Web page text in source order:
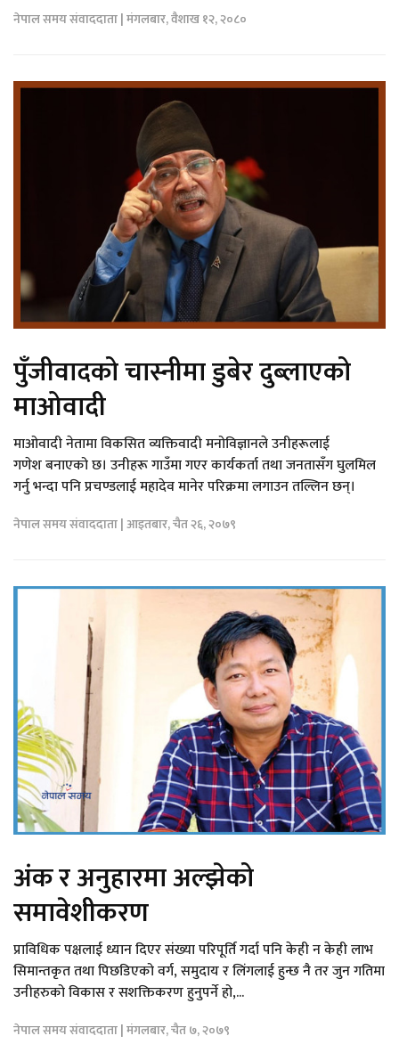
नेपाल समय संवाददाता | मंगलबार, वैशाख १२, २०८०
पुँजीवादको चास्नीमा डुबेर दुब्लाएको
माओवादी
माओवादी नेतामा विकसित व्यक्तिवादी मनोविज्ञानले उनीहरूलाई
गणेश बनाएको छ। उनीहरू गाउँमा गएर कार्यकर्ता तथा जनतासँग घुलमिल
गर्नु भन्दा पनि प्रचण्डलाई महादेव मानेर परिक्रमा लगाउन तल्लिन छन्।
नेपाल समय संवाददाता | आइतबार, चैत २६, २०७९
अंक र अनुहारमा अल्झेको
समावेशीकरण
प्राविधिक पक्षलाई ध्यान दिएर संख्या परिपूर्ति गर्दा पनि केही न केही लाभ
सिमान्तकृत तथा पिछडिएको वर्ग, समुदाय र लिंगलाई हुन्छ नै तर जुन गतिमा
उनीहरुको विकास र सशक्तिकरण हुनुपर्ने हो,...
नेपाल समय संवाददाता | मंगलबार, चैत ७, २०७९